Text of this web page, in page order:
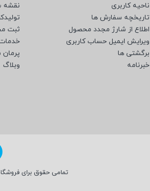
ناحیه کاربری
تاریخچه سفارش ها
اطلاع از شارژ مجدد محصول
ویرایش ایمیل حساب کاربری
برگشتی ها
خبرنامه
نقشه
ثبت
وبلاگ
تمامی حقوق برای